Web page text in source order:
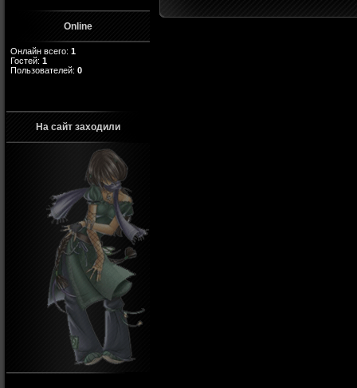
Online
Онлайн всего: 1
Гостей: 1
Пользователей: 0
На сайт заходили